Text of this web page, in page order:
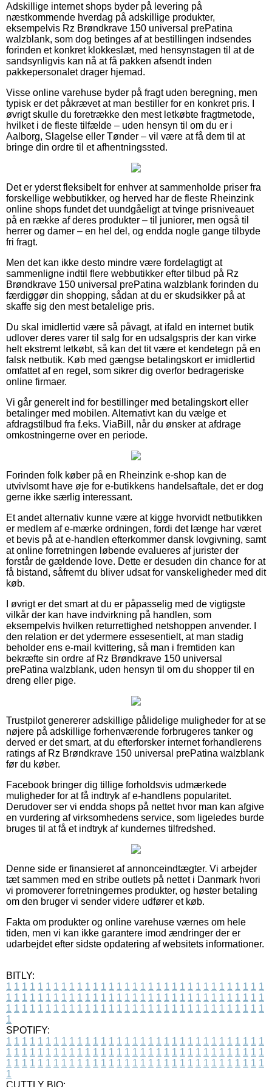
Adskillige internet shops byder på levering på
næstkommende hverdag på adskillige produkter,
eksempelvis Rz Brøndkrave 150 universal prePatina
walzblank, som dog betinges af at bestillingen indsendes
forinden et konkret klokkeslæt, med hensynstagen til at de
sandsynligvis kan nå at få pakken afsendt inden
pakkepersonalet drager hjemad.
Visse online varehuse byder på fragt uden beregning, men
typisk er det påkrævet at man bestiller for en konkret pris. I
øvrigt skulle du foretrække den mest letkøbte fragtmetode,
hvilket i de fleste tilfælde – uden hensyn til om du er i
Aalborg, Slagelse eller Tønder – vil være at få dem til at
bringe din ordre til et afhentningssted.
Det er yderst fleksibelt for enhver at sammenholde priser fra
forskellige webbutikker, og herved har de fleste Rheinzink
online shops fundet det uundgåeligt at tvinge prisniveauet
på en række af deres produkter – til juniorer, men også til
herrer og damer – en hel del, og endda nogle gange tilbyde
fri fragt.
Men det kan ikke desto mindre være fordelagtigt at
sammenligne indtil flere webbutikker efter tilbud på Rz
Brøndkrave 150 universal prePatina walzblank forinden du
færdiggør din shopping, sådan at du er skudsikker på at
skaffe sig den mest betalelige pris.
Du skal imidlertid være så påvagt, at ifald en internet butik
udlover deres varer til salg for en udsalgspris der kan virke
helt ekstremt letkøbt, så kan det tit være et kendetegn på en
falsk netbutik. Køb med gængse betalingskort er imidlertid
omfattet af en regel, som sikrer dig overfor bedrageriske
online firmaer.
Vi går generelt ind for bestillinger med betalingskort eller
betalinger med mobilen. Alternativt kan du vælge et
afdragstilbud fra f.eks. ViaBill, når du ønsker at afdrage
omkostningerne over en periode.
Forinden folk køber på en Rheinzink e-shop kan de
utvivlsomt have øje for e-butikkens handelsaftale, det er dog
gerne ikke særlig interessant.
Et andet alternativ kunne være at kigge hvorvidt netbutikken
er medlem af e-mærke ordningen, fordi det længe har været
et bevis på at e-handlen efterkommer dansk lovgivning, samt
at online forretningen løbende evalueres af jurister der
forstår de gældende love. Dette er desuden din chance for at
få bistand, såfremt du bliver udsat for vanskeligheder med dit
køb.
I øvrigt er det smart at du er påpasselig med de vigtigste
vilkår der kan have indvirkning på handlen, som
eksempelvis hvilken returrettighed netshoppen anvender. I
den relation er det ydermere essesentielt, at man stadig
beholder ens e-mail kvittering, så man i fremtiden kan
bekræfte sin ordre af Rz Brøndkrave 150 universal
prePatina walzblank, uden hensyn til om du shopper til en
dreng eller pige.
Trustpilot genererer adskillige pålidelige muligheder for at se
nøjere på adskillige forhenværende forbrugeres tanker og
derved er det smart, at du efterforsker internet forhandlerens
ratings af Rz Brøndkrave 150 universal prePatina walzblank
før du køber.
Facebook bringer dig tillige forholdsvis udmærkede
muligheder for at få indtryk af e-handlens popularitet.
Derudover ser vi endda shops på nettet hvor man kan afgive
en vurdering af virksomhedens service, som ligeledes burde
bruges til at få et indtryk af kundernes tilfredshed.
Denne side er finansieret af annonceindtægter. Vi arbejder
tæt sammen med en stribe outlets på nettet i Danmark hvori
vi promoverer forretningernes produkter, og høster betaling
om den bruger vi sender videre udfører et køb.
Fakta om produkter og online varehuse værnes om hele
tiden, men vi kan ikke garantere imod ændringer der er
udarbejdet efter sidste opdatering af websitets informationer.
BITLY:
1 1 1 1 1 1 1 1 1 1 1 1 1 1 1 1 1 1 1 1 1 1 1 1 1 1 1 1 1 1 1 1 1
1 1 1 1 1 1 1 1 1 1 1 1 1 1 1 1 1 1 1 1 1 1 1 1 1 1 1 1 1 1 1 1 1
1 1 1 1 1 1 1 1 1 1 1 1 1 1 1 1 1 1 1 1 1 1 1 1 1 1 1 1 1 1 1 1 1
1
SPOTIFY:
1 1 1 1 1 1 1 1 1 1 1 1 1 1 1 1 1 1 1 1 1 1 1 1 1 1 1 1 1 1 1 1 1
1 1 1 1 1 1 1 1 1 1 1 1 1 1 1 1 1 1 1 1 1 1 1 1 1 1 1 1 1 1 1 1 1
1 1 1 1 1 1 1 1 1 1 1 1 1 1 1 1 1 1 1 1 1 1 1 1 1 1 1 1 1 1 1 1 1
1
CUTTLY BIO: